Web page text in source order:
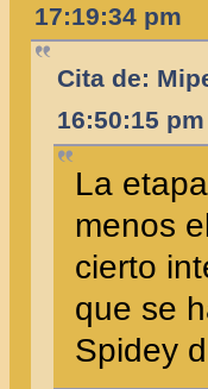
17:19:34 pm
Cita de:
16:50:15 pm
La
menos
cierto
que se
Spidey